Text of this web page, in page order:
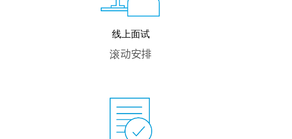
线上面试
滚动安排